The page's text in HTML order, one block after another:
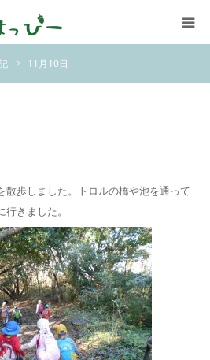
11月10日
散歩しました。トロルの橋や池を通って
きました。